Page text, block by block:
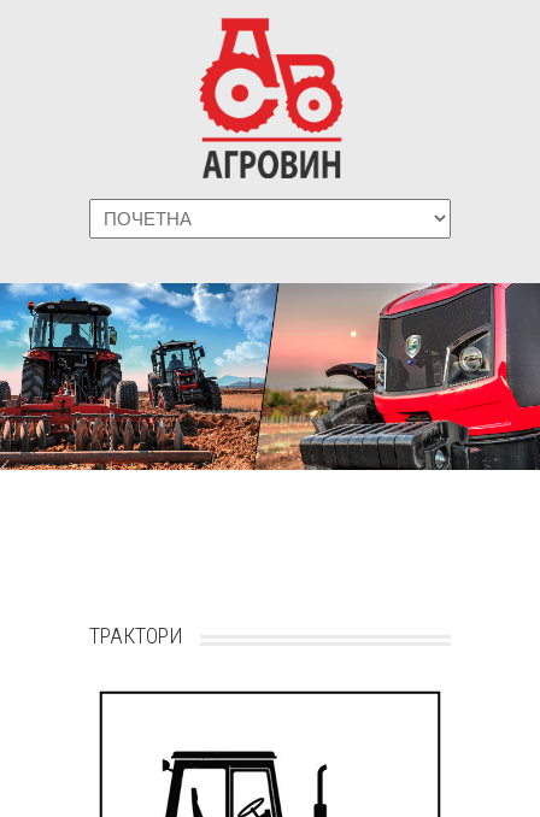
Navigation
ТРАКТОРИ